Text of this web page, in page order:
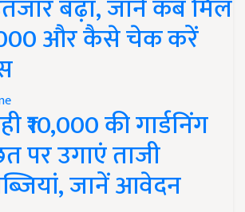
बढ़ा, जानें कब मिल
और कैसे चेक करें
₹10,000 की गार्डनिंग
पर उगाएं ताजी
जानें आवेदन